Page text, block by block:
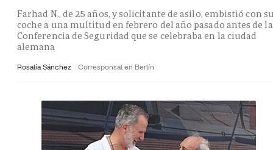
Farhad N., de 25 años, y solicitante de asilo, embistió con
coche a una multitud en febrero del año pasado antes de la
Conferencia de Seguridad que se celebraba en la ciudad
alemana
Rosalía Sánchez Corresponsal en Berlín